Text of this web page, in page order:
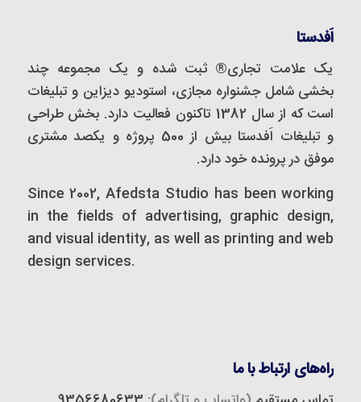
اَفدستا
یک علامت تجاری® ثبت شده و یک مجموعه‌ چند
بخشی شامل جشنواره مجازی، استودیو دیزاین و تبلیغات
است که از سال 1382 تاکنون فعالیت دارد. بخش طراحی
و تبلیغات اَفدستا بیش از 500 پروژه و یکصد مشتری
موفق در پرونده خود دارد.
Since 2002, Afedsta Studio has been working
in the fields of advertising, graphic design,
and visual identity, as well as printing and web
design services.
راه‌های ارتباط با ما